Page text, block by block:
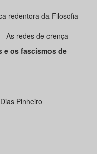
redentora da Filosofia
As redes de crença
e os fascismos de
Pinheiro